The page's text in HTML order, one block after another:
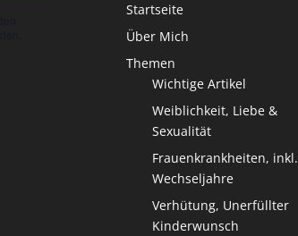
Startseite
Über Mich
Themen
Wichtige Artikel
Weiblichkeit, Liebe &
Sexualität
Frauenkrankheiten, inkl.
Wechseljahre
Verhütung, Unerfüllter
Kinderwunsch